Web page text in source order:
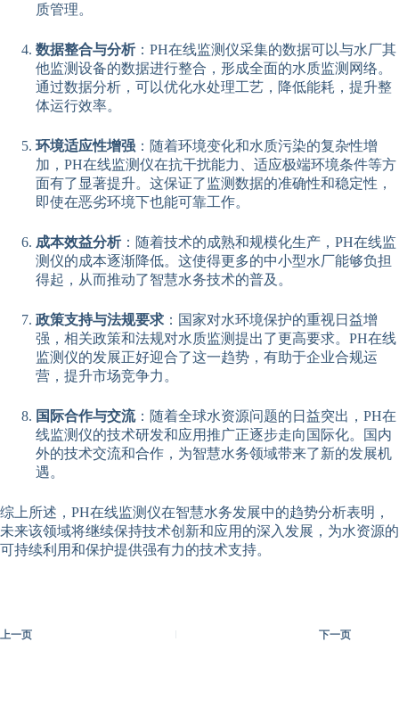
质管理。
数据整合与分析：PH在线监测仪采集的数据可以与水厂其
他监测设备的数据进行整合，形成全面的水质监测网络。
通过数据分析，可以优化水处理工艺，降低能耗，提升整
体运行效率。
环境适应性增强 ：随着环境变化和水质污染的复杂性增
加，PH在线监测仪在抗干扰能力、适应极端环境条件等方
面有了显著提升。这保证了监测数据的准确性和稳定性，
即使在恶劣环境下也能可靠工作。
成本效益分析：随着技术的成熟和规模化生产，PH在线监
测仪的成本逐渐降低。这使得更多的中小型水厂能够负担
得起，从而推动了智慧水务技术的普及。
政策支持与法规要求 ：国家对水环境保护的重视日益增
强，相关政策和法规对水质监测提出了更高要求。PH在线
监测仪的发展正好迎合了这一趋势，有助于企业合规运
营，提升市场竞争力。
国际合作与交流：随着全球水资源问题的日益突出，PH在
线监测仪的技术研发和应用推广正逐步走向国际化。国内
外的技术交流和合作，为智慧水务领域带来了新的发展机
遇。
综上所述，PH在线监测仪在智慧水务发展中的趋势分析表明，
未来该领域将继续保持技术创新和应用的深入发展，为水资源的
可持续利用和保护提供强有力的技术支持。
上一页 下一页